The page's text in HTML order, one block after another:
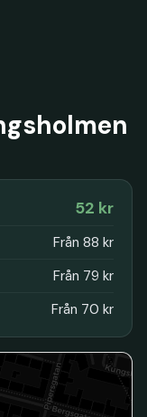
52 kr
Från 88 kr
Från 79 kr
Från 70 kr